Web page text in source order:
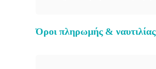
Όροι πληρωμής & ναυτιλίας